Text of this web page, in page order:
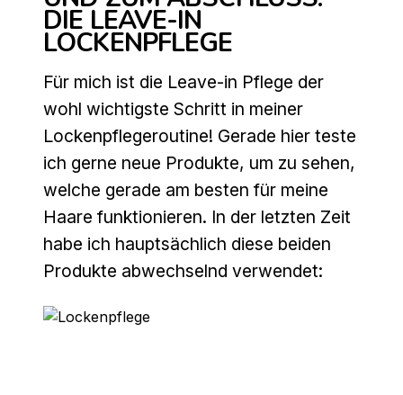
DIE LEAVE-IN
LOCKENPFLEGE
Für mich ist die Leave-in Pflege der
wohl wichtigste Schritt in meiner
Lockenpflegeroutine! Gerade hier teste
ich gerne neue Produkte, um zu sehen,
welche gerade am besten für meine
Haare funktionieren. In der letzten Zeit
habe ich hauptsächlich diese beiden
Produkte abwechselnd verwendet: